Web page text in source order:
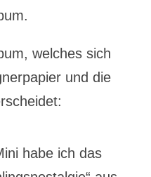
welches sich
und die
habe ich das